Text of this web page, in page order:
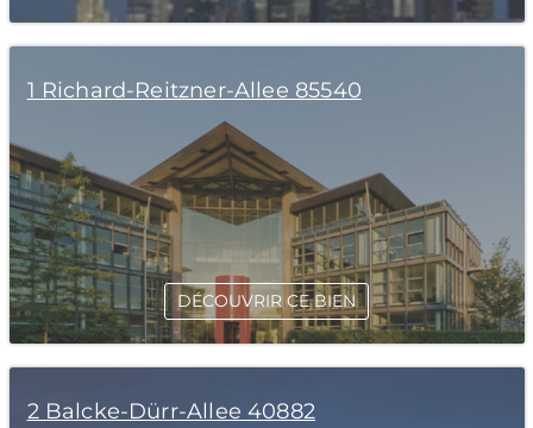
1 Richard-Reitzner-Allee 85540
DÉCOUVRIR CE BIEN
2 Balcke-Dürr-Allee 40882